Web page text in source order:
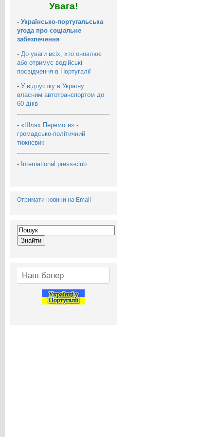
Увага!
- Українсько-португальська
угода про соціальне
забезпечення
- До уваги всіх, хто оновлює
або отримує водійські
посвідчення в Португалії
- У відпустку в Україну
власним автотранспортом до
60 днів
- «Шлях Перемоги» -
громадсько-політичний
тижневик
- International press-club
Отримати новини на Email
Наш банер